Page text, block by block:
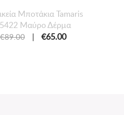
Mποτάκια Tamaris
Μαύρο Δέρμα
€89.00 | €65.00